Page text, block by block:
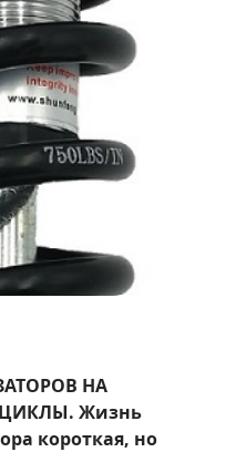
НА
Жизнь
короткая, но